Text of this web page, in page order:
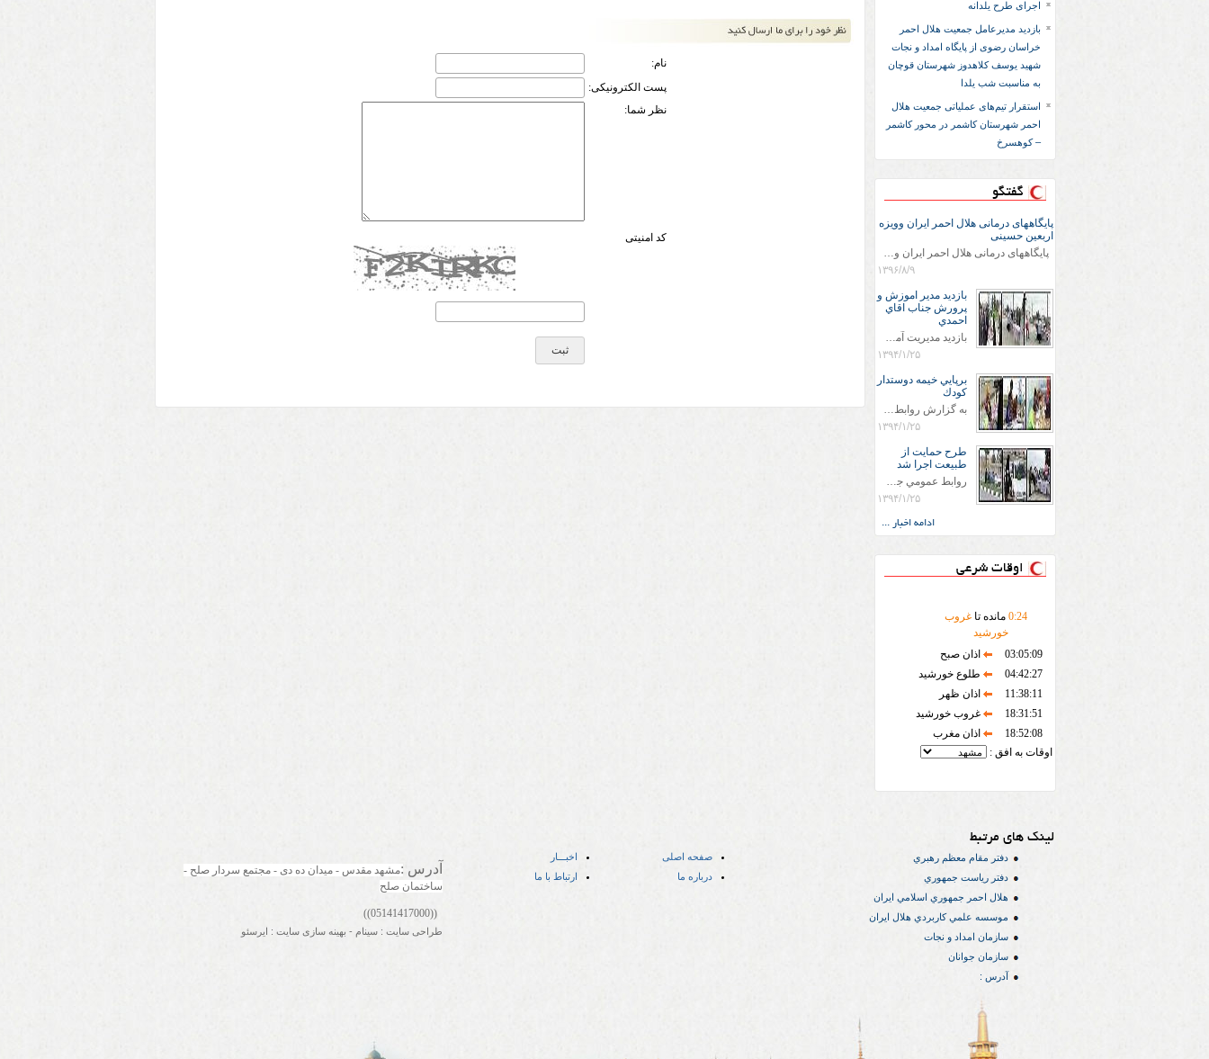
اجرای طرح یلدانه
بازدید مدیرعامل جمعیت هلال احمر
خراسان رضوی از پایگاه امداد و نجات
شهید یوسف کلاهدوز شهرستان قوچان
به مناسبت شب یلدا
استقرار تیم‌های عملیاتی جمعیت هلال
احمر شهرستان کاشمر در محور کاشمر
– کوهسرخ
گفتگو
پایگاههای درمانی هلال احمر ایران وویزه
اربعین حسینی
پایگاههای درمانی هلال احمر ایران وویزه اربعین حسینی
۱۳۹۶/۸/۹
بازديد مدير اموزش و
پرورش جناب اقاي
احمدي
بازديد مديريت آموزش و پروش جناب اقاي احمدي به همراه اعضاي ستاد اسكان آموزش و پروش شهرستان سرخس در ساعت 11:30 در مورخه 11/1/1394 صورت گرفت و مسئولین با حضور در پست مسافرين نوروزی كه جمعیت هلال احمر شهرستان از نزدیک در جریان روند اجرای طرح های قرار گرفتند .
۱۳۹۴/۱/۲۵
برپايي خيمه دوستدار
كودك
به گزارش روابط عمومي جمعيت هلال احمر شهرستان سرخس علاوه بر اجرای خدمات امدادی، راهنمایی های گردشگری و موقعیت های جغرافیایی و برپایی چادرهای سلامت به منظور سنجش رایگان فشار و قندخون مسافران، ، خيمه هايي.با عنوان دوستدار کودک تجهیزشده که دراین فضا کودکان مراجعه کننده از طریق نقاشی و سایر هنرهای تجسمی با مفاهیم جمعیت هلال احمر و اصول هفتگانه آن آشنا می شوند. به دليل حضور چشم گير كودكان و خانواده ها سعی شده در قالب های متناسب با سنین کودکان مراجعه کنند
۱۳۹۴/۱/۲۵
طرح حمايت از
طبيعت اجرا شد
روابط عمومي جمعيت هلال احمر سرخس جمعيت هلال احمر سرخس در روز طبيعت جوانان جمعيت هلال احمر سرخس در راستاي حفاظت و حمايت از محيط زيست با انگيزه داشتن طبيعت زيبا و بدون زباله و جهت فرهنگ سازي طرح حمايت از طبيعت را اجرا نمودند. اين طرح با رويكرد حمايتي و اموزشي در خصوص اشتي باطبيعت اجرا شد و در اين طرح 700 عدد كيسه زباله وبروشور در خروجي هاي شهر بين همشهريان و مسافرين نوروزي توزيع گرديد و در راه بازگشت كيسه هاي زباله توسط همشهريان به مامورين محترم شهرداري مستقر در ورودي شهر
۱۳۹۴/۱/۲۵
ادامه اخبار ...
اوقات شرعی
0:24 مانده تاغروب
خورشید
03:05:09
اذان صبح
04:42:27
طلوع خورشید
11:38:11
اذان ظهر
18:31:51
غروب خورشید
18:52:08
اذان مغرب
اوقات به افق :
نام:
پست الکترونیکی:
نظر شما:
کد امنیتی
لینک های مرتبط
دفتر مقام معظم رهبري
دفتر رياست جمهوري
هلال احمر جمهوري اسلامي ايران
موسسه علمي كاربردي هلال ایران
سازمان امداد و نجات
سازمان جوانان
آدرس :
صفحه اصلی
اخبـــار
درباره ما
ارتباط با ما آدرس :
ساختمان صلح
((05141417000))
طراحی سایت : سینام - بهینه سازی سایت : ایرسئو